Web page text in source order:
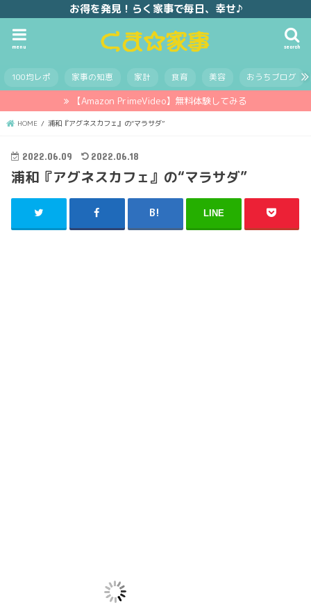
お得を発見！らく家事で毎日、幸せ♪
search
menu
100均レポ 家事の知恵 家計 食育 美容 おうちブログ
【Amazon PrimeVideo】無料体験してみる
HOME 浦和『アグネスカフェ』の“マラサダ”
2022.06.09 2022.06.18
浦和『アグネスカフェ』の“マラサダ”
LINE